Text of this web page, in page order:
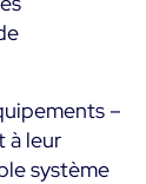
–
à leur
système